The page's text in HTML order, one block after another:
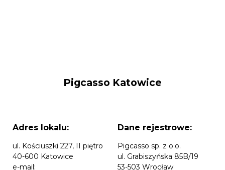
Pigcasso Katowice
Adres lokalu:
ul. Kościuszki 227, II piętro
40-600 Katowice
e-mail:
Dane rejestrowe:
Pigcasso sp. z o.o.
ul. Grabiszyńska 85B/19
53-503 Wrocław